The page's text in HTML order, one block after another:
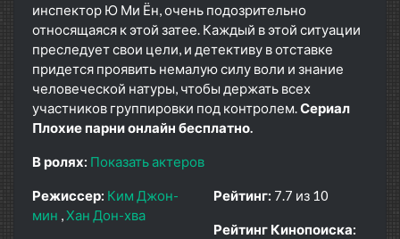
инспектор Ю Ми Ён, очень подозрительно
относящаяся к этой затее. Каждый в этой ситуации
преследует свои цели, и детективу в отставке
придется проявить немалую силу воли и знание
человеческой натуры, чтобы держать всех
участников группировки под контролем.Сериал
Плохие парни онлайн бесплатно.
В ролях: Показать актеров
Режиссер: Ким Джон-
мин Хан Дон-хва
Рейтинг: 7.7 из 10
Рейтинг Кинопоиска: